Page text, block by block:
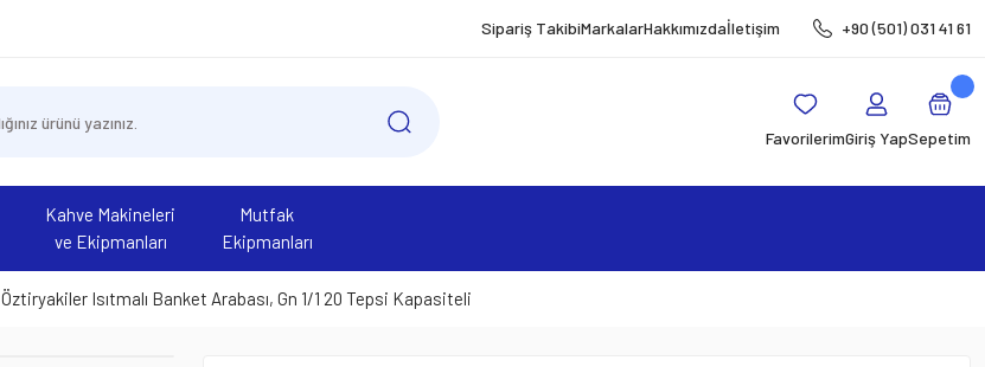
Sipariş TakibiMarkalarHakkımızdaİletişim +90 (501) 031 41 61
FavorilerimGiriş YapSepetim
Kahve Makineleri
ve Ekipmanları
Mutfak
Ekipmanları
Öztiryakiler Isıtmalı Banket Arabası, Gn 1/1 20 Tepsi Kapasiteli